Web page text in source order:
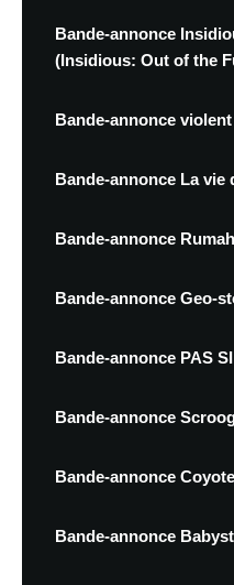
Bande-annonce
(Insidious: Out of the
Bande-annonce
Bande-annonce La vie
Bande-annonce
Bande-annonce Geo-
Bande-annonce PAS
Bande-annonce
Bande-annonce
Bande-annonce